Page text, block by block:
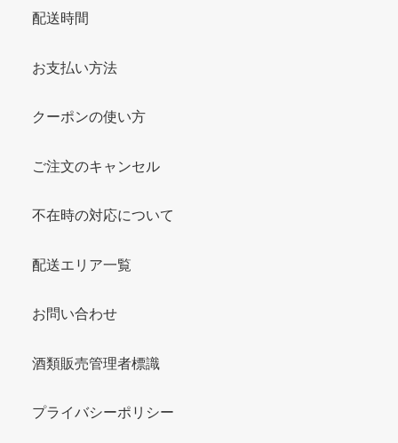
配送時間
お支払い方法
クーポンの使い方
ご注文のキャンセル
不在時の対応について
配送エリア一覧
お問い合わせ
酒類販売管理者標識
プライバシーポリシー